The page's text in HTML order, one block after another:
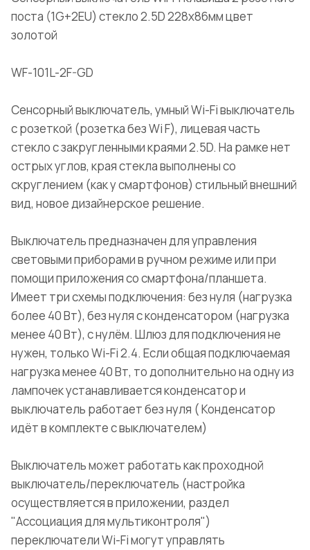
поста (1G+2EU) стекло 2.5D 228х86мм цвет
золотой
WF-101L-2F-GD
Сенсорный выключатель, умный Wi-Fi выключатель
с розеткой (розетка без Wi F), лицевая часть
стекло с закругленными краями 2.5D. На рамке нет
острых углов, края стекла выполнены со
скруглением (как у смартфонов) стильный внешний
вид, новое дизайнерское решение.
Выключатель предназначен для управления
световыми приборами в ручном режиме или при
помощи приложения со смартфона/планшета.
Имеет три схемы подключения: без нуля (нагрузка
более 40 Вт), без нуля с конденсатором (нагрузка
менее 40 Вт), с нулём. Шлюз для подключения не
нужен, только Wi-Fi 2.4. Если общая подключаемая
нагрузка менее 40 Вт, то дополнительно на одну из
лампочек устанавливается конденсатор и
выключатель работает без нуля ( Конденсатор
идёт в комплекте с выключателем)
Выключатель может работать как проходной
выключатель/переключатель (настройка
осуществляется в приложении, раздел
"Ассоциация для мультиконтроля")
переключатели Wi-Fi могут управлять